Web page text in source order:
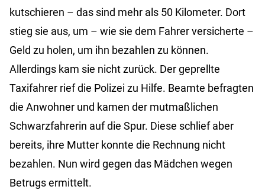
kutschieren – das sind mehr als 50 Kilometer. Dort
stieg sie aus, um – wie sie dem Fahrer versicherte –
Geld zu holen, um ihn bezahlen zu können.
Allerdings kam sie nicht zurück. Der geprellte
Taxifahrer rief die Polizei zu Hilfe. Beamte befragten
die Anwohner und kamen der mutmaßlichen
Schwarzfahrerin auf die Spur. Diese schlief aber
bereits, ihre Mutter konnte die Rechnung nicht
bezahlen. Nun wird gegen das Mädchen wegen
Betrugs ermittelt.